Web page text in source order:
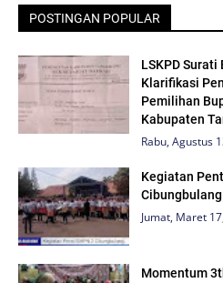
POSTINGAN POPULAR
LSKPD
Klarifikasi
Pemilihan
Kabupaten
Rabu, Agustus
Kegiatan
Cibungbulang
Jumat, Maret
Momentum